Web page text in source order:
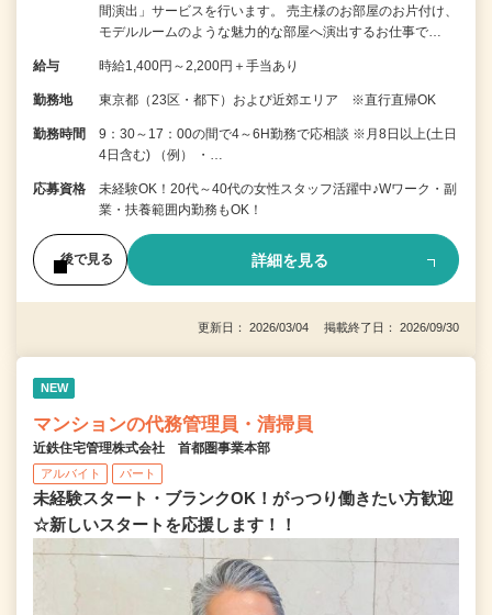
間演出」サービスを行います。 売主様のお部屋のお片付け、
モデルルームのような魅力的な部屋へ演出するお仕事で…
給与 時給1,400円～2,200円＋手当あり
勤務地 東京都（23区・都下）および近郊エリア ※直行直帰OK
勤務時間
9：30～17：00の間で4～6H勤務で応相談 ※月8日以上(土日
4日含む) （例） ・…
応募資格
未経験OK！20代～40代の女性スタッフ活躍中♪Wワーク・副
業・扶養範囲内勤務もOK！
後で見る 詳細を見る
更新日： 2026/03/04 掲載終了日： 2026/09/30
NEW
マンションの代務管理員・清掃員
近鉄住宅管理株式会社 首都圏事業本部
アルバイト パート
未経験スタート・ブランクOK！がっつり働きたい方歓迎
☆新しいスタートを応援します！！